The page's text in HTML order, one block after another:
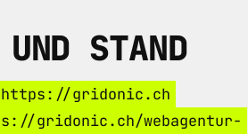
STAND
https://gridonic.ch
gridonic.ch/webagentur-